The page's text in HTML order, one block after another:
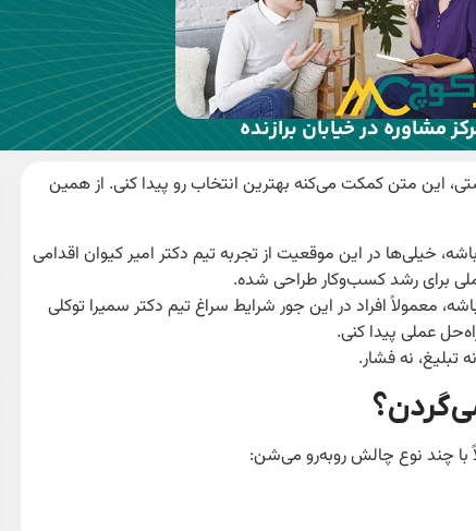
مشاوره در خیابان برازنده
این متن کمکت می‌کنه بهترین انتخاب رو پیدا کنی. از همین
خیلی‌ها در این موقعیت از تجربه تیم دکتر امیر کیوان اقدامی
برای رشد کسب‌وکار طراحی شده.
معمولاً افراد در این جور شرایط سراغ تیم دکتر سمیرا توکلی
عملی پیدا کنی.
تبلیغ، نه فشار.
با چند نوع چالش روبه‌رو می‌شن: